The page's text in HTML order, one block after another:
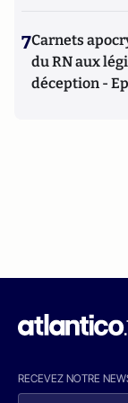
7Carnets
du RN aux
déception -
RECEVEZ NOTRE